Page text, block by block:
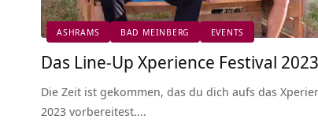
ASHRAMS BAD MEINBERG EVENTS
Das Line-Up Xperience Festival
Die Zeit ist gekommen, das du dich aufs das
2023 vorbereitest.…